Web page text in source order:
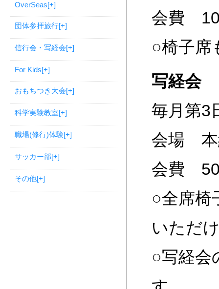
OverSeas[+]
団体参拝旅行[+]
信行会・写経会[+]
For Kids[+]
おもちつき大会[+]
科学実験教室[+]
職場(修行)体験[+]
サッカー部[+]
その他[+]
会費
○椅子席
写経会
毎月第3
会場 本
会費
○全席椅
いただ
○写経会